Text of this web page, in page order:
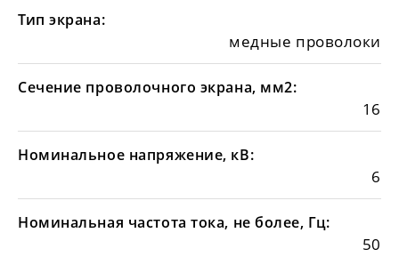
Тип экрана:
медные проволоки
Сечение проволочного экрана, мм2:
16
Номинальное напряжение, кВ:
6
Номинальная частота тока, не более, Гц:
50